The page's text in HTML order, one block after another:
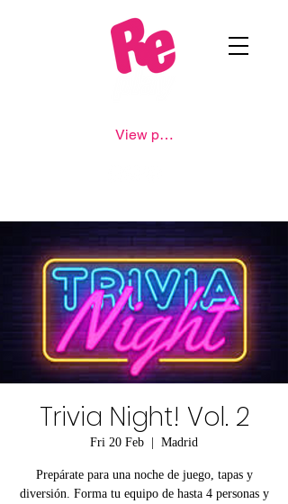
View points
Trivia Night! Vol. 2
Fri 20 Feb
  |
Madrid
Prepárate para una noche de juego, tapas y
diversión. Forma tu equipo de hasta 4 personas y